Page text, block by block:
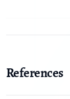
References